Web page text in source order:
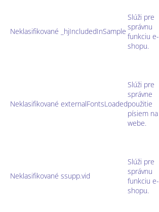
Neklasifikované _hjIncludedInSample
Slúži pre
správnu
funkciu e-
shopu.
Neklasifikované externalFontsLoaded
Slúži pre
správne
použitie
písiem na
webe.
Neklasifikované ssupp.vid
Slúži pre
správnu
funkciu e-
shopu.